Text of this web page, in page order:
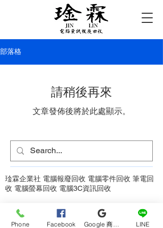
部落格
請稍後再來
文章發佈後將於此處顯示。
琻霖企業社 電腦報廢回收 電腦零件回收 筆電回
收 電腦螢幕回收 電腦3C資訊回收
Phone Facebook LINE